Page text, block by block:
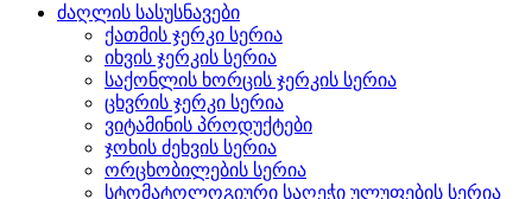
ძაღლის სასუსნავები
ქათმის ჯერკი სერია
იხვის ჯერკის სერია
საქონლის ხორცის ჯერკის სერია
ცხვრის ჯერკი სერია
ვიტამინის პროდუქტები
ჯოხის ძეხვის სერია
ორცხობილების სერია
სტომატოლოგიური საღეჭი ულუფების სერია